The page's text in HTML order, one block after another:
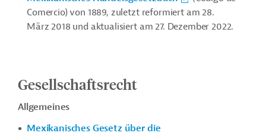
Comercio) von 1889, zuletzt reformiert am 28.
März 2018 und aktualisiert am 27. Dezember 2022.
Gesellschaftsrecht
Allgemeines
Mexikanisches Gesetz über die